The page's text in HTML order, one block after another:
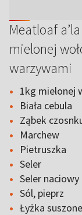
Meatloaf
mielonej
warzywami
1kg mielonej
Biała cebula
Ząbek
Marchew
Pietruszka
Seler
Seler naciowy
Sól, pieprz
Łyżka